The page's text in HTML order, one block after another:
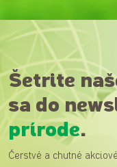
Šetrite
sa do
prírode.
Čerstvé a chutné